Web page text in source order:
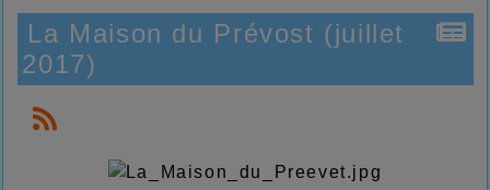
La Maison du Prévost (juillet
2017)